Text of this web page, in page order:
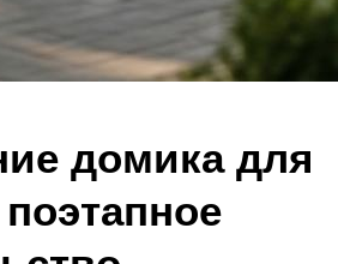
домика для